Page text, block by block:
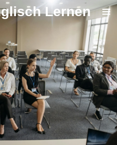
Lernen